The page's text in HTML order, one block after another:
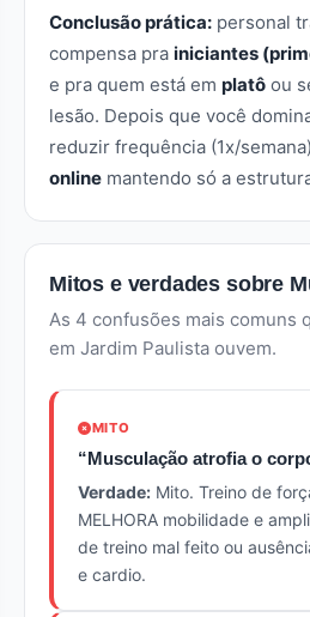
Conclusão prática: personal
compensa pra iniciantes
e pra quem está em platô ou
lesão. Depois que você
reduzir frequência (1x/
online mantendo só a
Mitos e verdades sobre
As 4 confusões mais comuns
em Jardim Paulista ouvem.
MITO
“Musculação atrofia o
Verdade: Mito. Treino de
MELHORA mobilidade e
de treino mal feito ou
e cardio.